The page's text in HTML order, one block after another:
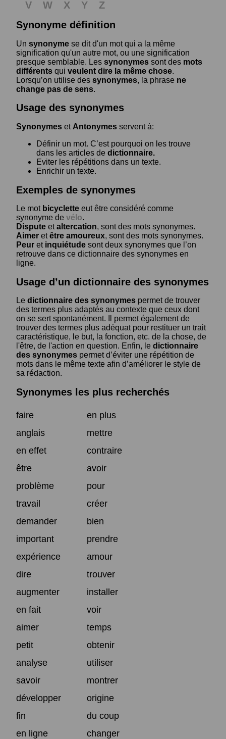
V W X Y
Z
Synonyme définition
Un synonyme se dit d'un mot qui a la même
signification qu'un autre mot, ou une signification
presque semblable. Les synonymes sont des mots
différents qui veulent dire la même chose.
Lorsqu’on utilise des synonymes, la phrase ne
change pas de sens.
Usage des synonymes
Synonymes et Antonymes servent à:
Définir un mot. C’est pourquoi on les trouve
dans les articles de dictionnaire.
Eviter les répétitions dans un texte.
Enrichir un texte.
Exemples de synonymes
Le mot bicyclette eut être considéré comme
synonyme de vélo.
Dispute etaltercation, sont des mots synonymes.
Aimer etêtre amoureux, sont des mots synonymes.
Peur et inquiétude sont deux synonymes que l’on
retrouve dans ce dictionnaire des synonymes en
ligne.
Usage d’un dictionnaire des synonymes
Le dictionnaire des synonymes permet de trouver
des termes plus adaptés au contexte que ceux dont
on se sert spontanément. Il permet également de
trouver des termes plus adéquat pour restituer un trait
caractéristique, le but, la fonction, etc. de la chose, de
l'être, de l'action en question. Enfin, le dictionnaire
des synonymes permet d’éviter une répétition de
mots dans le même texte afin d’améliorer le style de
sa rédaction.
Synonymes les plus recherchés
faire
en plus
anglais
mettre
en effet
contraire
être
avoir
problème
pour
travail
créer
demander
bien
important
prendre
expérience
amour
dire
trouver
augmenter
installer
en fait
voir
aimer
temps
petit
obtenir
analyse
utiliser
savoir
montrer
développer
origine
fin
du coup
en ligne
changer